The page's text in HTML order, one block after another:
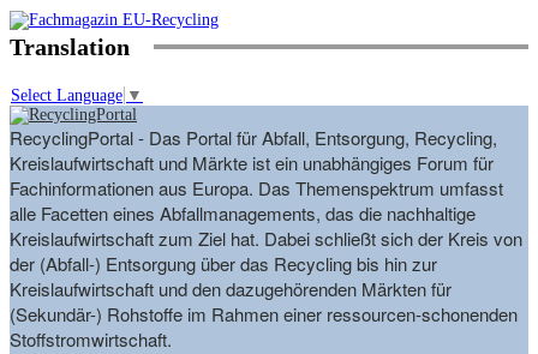
Translation
Select Language ▼
RecyclingPortal - Das Portal für Abfall, Entsorgung, Recycling,
Kreislaufwirtschaft und Märkte ist ein unabhängiges Forum für
Fachinformationen aus Europa. Das Themenspektrum umfasst
alle Facetten eines Abfallmanagements, das die nachhaltige
Kreislaufwirtschaft zum Ziel hat. Dabei schließt sich der Kreis von
der (Abfall-) Entsorgung über das Recycling bis hin zur
Kreislaufwirtschaft und den dazugehörenden Märkten für
(Sekundär-) Rohstoffe im Rahmen einer ressourcen-schonenden
Stoffstromwirtschaft.